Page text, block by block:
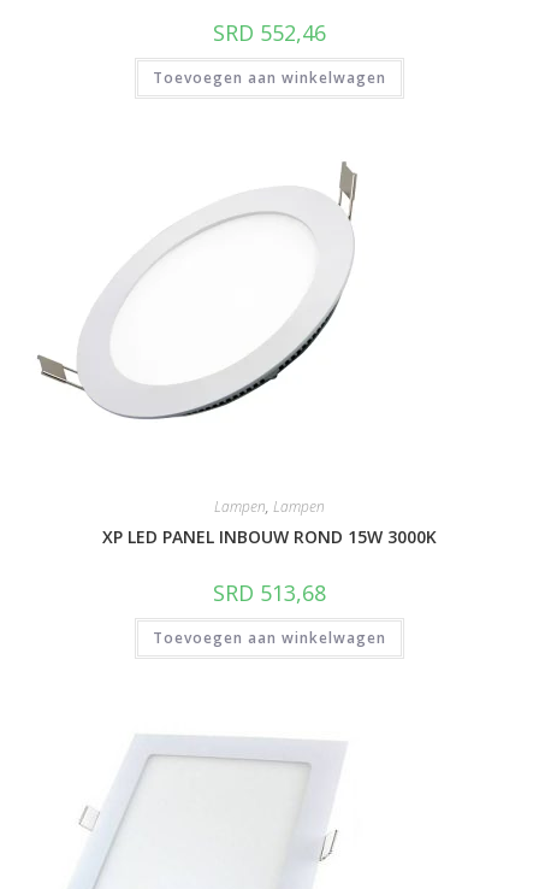
SRD 552,46
Toevoegen aan winkelwagen
Lampen, Lampen
XP LED PANEL INBOUW ROND 15W 3000K
SRD 513,68
Toevoegen aan winkelwagen